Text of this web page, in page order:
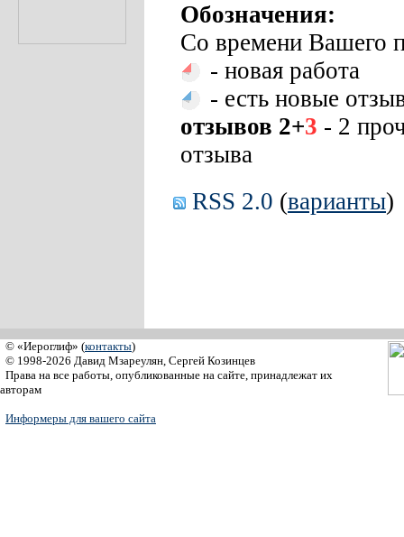
Обозначения:
Со времени Вашего
- новая работа
- есть новые
отзывов 2+3 - 2
отзыва
RSS 2.0 (варианты)
© «Иероглиф» (контакты)
© 1998-2026 Давид Мзареулян, Сергей Козинцев
Права на все работы, опубликованные на сайте, принадлежат их
авторам
Информеры для вашего сайта